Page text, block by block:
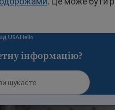
USAHello
інформацію?